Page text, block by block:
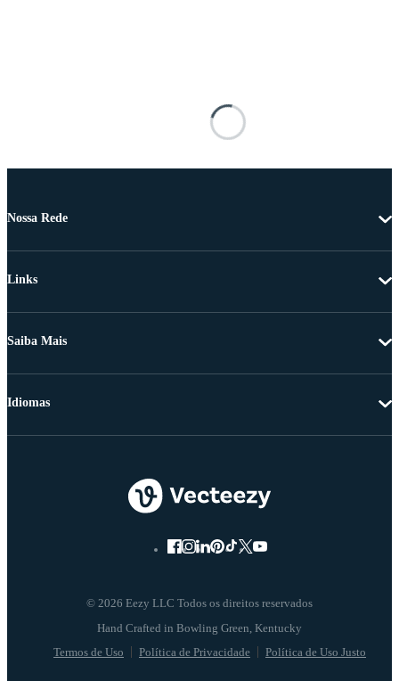
Nossa Rede
Links
Saiba Mais
© 2026 Eezy LLC Todos os direitos reservados
Termos de Uso Política de Privacidade Política de Uso Justo
Idiomas